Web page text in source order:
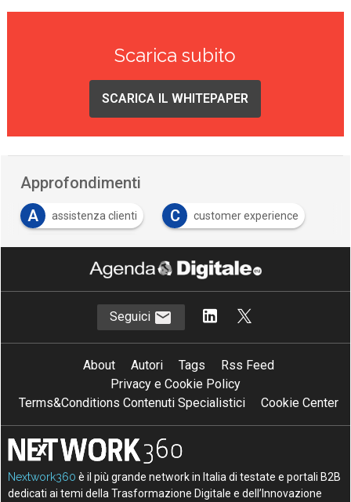
Scarica subito
SCARICA IL WHITEPAPER
Approfondimenti
A
assistenza clienti C customer experience
C customer service
Seguici
About Autori Tags
Rss Feed
Privacy e Cookie Policy
Terms&Conditions Contenuti Specialistici
Cookie Center
Nextwork360 è il più grande network in Italia di testate e portali B2B
dedicati ai temi della Trasformazione Digitale e dell’Innovazione